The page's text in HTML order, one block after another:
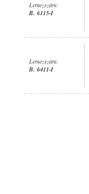
Lemezszám:
B. 6115-I
Lemezszám:
B. 6411-I